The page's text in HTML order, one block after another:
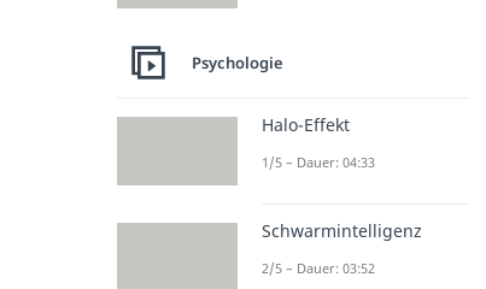
Psychologie
Halo-Effekt
1/5 – Dauer: 04:33
Schwarmintelligenz
2/5 – Dauer: 03:52